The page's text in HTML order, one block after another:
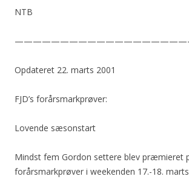
NTB
Opdateret 22. marts 2001
FJD’s forårsmarkprøver:
Lovende sæsonstart
Mindst fem Gordon settere blev præmieret
forårsmarkprøver i weekenden 17.-18.